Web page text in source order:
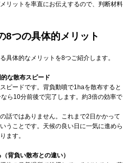
リットを率直にお伝えするので、判断材料
8つの具体的メリット
具体的なメリットを8つご紹介します。
な散布スピード
ピードです。背負動噴で1haを散布すると
ら10分前後で完了します。約3倍の効率で
話ではありません。これまで2日かかって
うことです。天候の良い日に一気に進めら
ます。
背負い散布との違い）